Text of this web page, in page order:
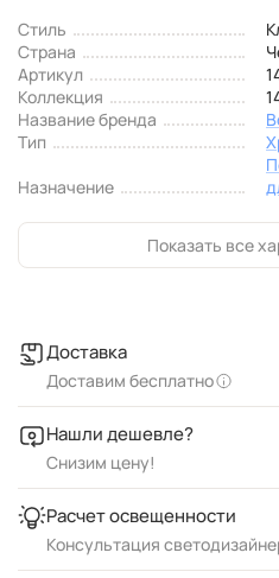
Стиль
Страна
Артикул
Коллекция
Название бренда
Тип
Назначение
Показать все
Доставка
Доставим бесплатно
Нашли дешевле?
Снизим цену!
Расчет освещенности
Консультация